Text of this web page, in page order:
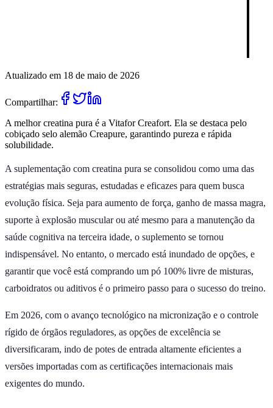
Atualizado em 18 de maio de 2026
Compartilhar:
A melhor creatina pura é a Vitafor Creafort. Ela se destaca pelo
cobiçado selo alemão Creapure, garantindo pureza e rápida
solubilidade.
A suplementação com creatina pura se consolidou como uma das
estratégias mais seguras, estudadas e eficazes para quem busca
evolução física. Seja para aumento de força, ganho de massa magra,
suporte à explosão muscular ou até mesmo para a manutenção da
saúde cognitiva na terceira idade, o suplemento se tornou
indispensável. No entanto, o mercado está inundado de opções, e
garantir que você está comprando um pó 100% livre de misturas,
carboidratos ou aditivos é o primeiro passo para o sucesso do treino.
Em 2026, com o avanço tecnológico na micronização e o controle
rígido de órgãos reguladores, as opções de excelência se
diversificaram, indo de potes de entrada altamente eficientes a
versões importadas com as certificações internacionais mais
exigentes do mundo.